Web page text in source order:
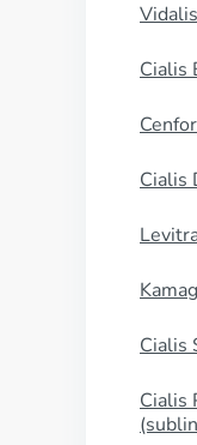
Cialis
Cialis
Cialis
Cialis